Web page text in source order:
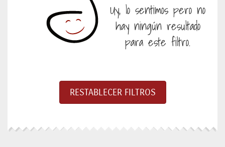
Uy, lo sentimos pero no
hay ningún resultado
para este filtro.